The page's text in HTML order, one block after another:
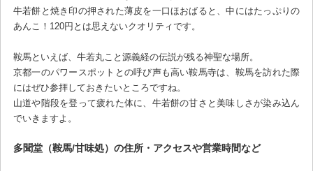
牛若餅と焼き印の押された薄皮を一口ほおばると、中にはたっぷりの
あんこ！120円とは思えないクオリティです。
鞍馬といえば、牛若丸こと源義経の伝説が残る神聖な場所。
京都一のパワースポットとの呼び声も高い鞍馬寺は、鞍馬を訪れた際
にはぜひ参拝しておきたいところですね。
山道や階段を登って疲れた体に、牛若餅の甘さと美味しさが染み込ん
でいきますよ。
多聞堂（鞍馬/甘味処）の住所・アクセスや営業時間など